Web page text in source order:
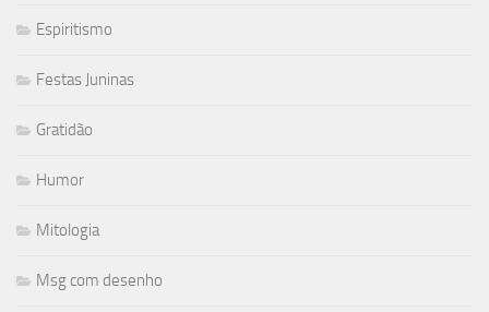
Espiritismo
Festas Juninas
Gratidão
Humor
Mitologia
Msg com desenho